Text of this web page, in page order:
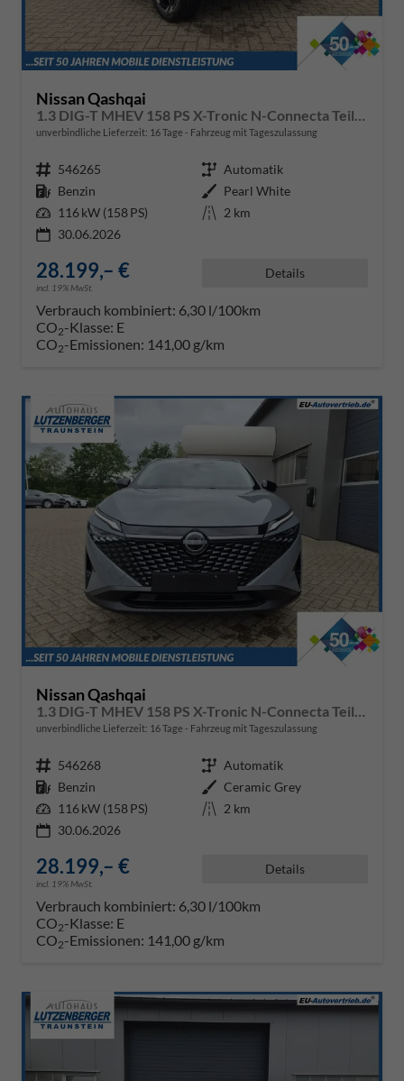
Nissan Qashqai
unverbindliche Lieferzeit: 16 Tage Fahrzeug mit Tageszulassung
Fahrzeugnr. 546265 Getriebe Automatik
Kraftstoff Benzin Außenfarbe Pearl White
Leistung 116 kW (158 PS) Kilometerstand 2 km
30.06.2026
28.199,– €
incl. 19% MwSt.
Details
Verbrauch kombiniert: 6,30 l/100km
CO2-Klasse: E
CO2-Emissionen: 141,00 g/km
Nissan Qashqai
unverbindliche Lieferzeit: 16 Tage Fahrzeug mit Tageszulassung
Fahrzeugnr. 546268 Getriebe Automatik
Kraftstoff Benzin Außenfarbe Ceramic Grey
Leistung 116 kW (158 PS) Kilometerstand 2 km
30.06.2026
28.199,– €
incl. 19% MwSt.
Details
Verbrauch kombiniert: 6,30 l/100km
CO2-Klasse: E
CO2-Emissionen: 141,00 g/km